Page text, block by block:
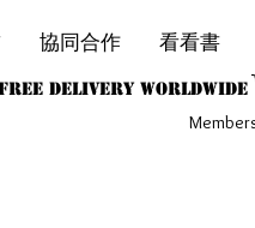
協同合作 看看書
Delivery Worldwide